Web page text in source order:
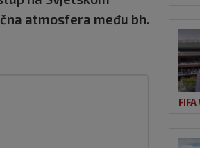
atmosfera među bh.
FIFA